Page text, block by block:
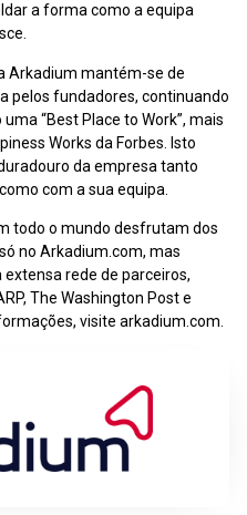
a forma como a equipa
Arkadium mantém-se de
pelos fundadores, continuando
“Best Place to Work”, mais
Works da Forbes. Isto
da empresa tanto
com a sua equipa.
todo o mundo desfrutam dos
no Arkadium.com, mas
rede de parceiros,
The Washington Post e
visite arkadium.com.